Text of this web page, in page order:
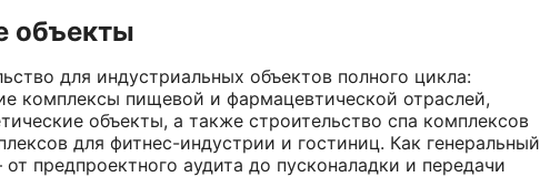
объекты
для индустриальных объектов полного цикла:
комплексы пищевой и фармацевтической отраслей,
объекты, а также строительство спа комплексов
для фитнес-индустрии и гостиниц. Как генеральный
предпроектного аудита до пусконаладки и передачи